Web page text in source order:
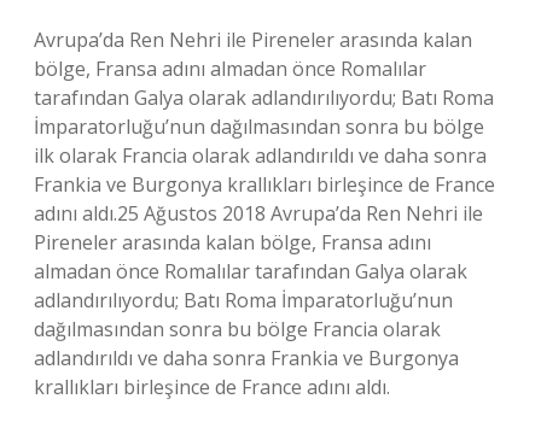
Avrupa’da Ren Nehri ile Pireneler arasında kalan
bölge, Fransa adını almadan önce Romalılar
tarafından Galya olarak adlandırılıyordu; Batı Roma
İmparatorluğu’nun dağılmasından sonra bu bölge
ilk olarak Francia olarak adlandırıldı ve daha sonra
Frankia ve Burgonya krallıkları birleşince de France
adını aldı.25 Ağustos 2018 Avrupa’da Ren Nehri ile
Pireneler arasında kalan bölge, Fransa adını
almadan önce Romalılar tarafından Galya olarak
adlandırılıyordu; Batı Roma İmparatorluğu’nun
dağılmasından sonra bu bölge Francia olarak
adlandırıldı ve daha sonra Frankia ve Burgonya
krallıkları birleşince de France adını aldı.